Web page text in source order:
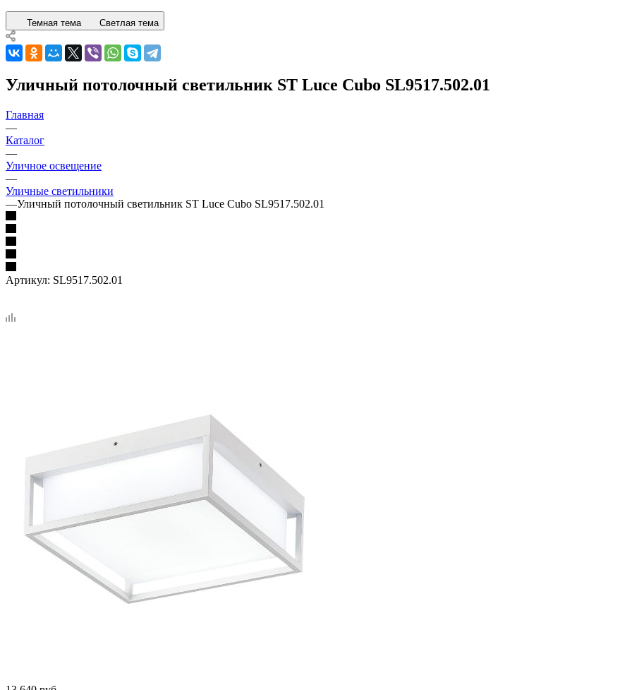
Темная тема Светлая тема
Уличный потолочный светильник ST Luce Cubo SL9517.502.01
Главная
—
Каталог
—
Уличное освещение
—
Уличные светильники
—Уличный потолочный светильник ST Luce Cubo SL9517.502.01
Артикул: SL9517.502.01